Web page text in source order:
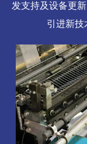
发支持及设备更
引进新技